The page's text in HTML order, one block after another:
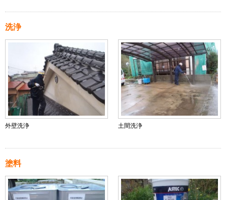
洗浄
外壁洗浄 土間洗浄
塗料